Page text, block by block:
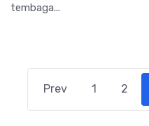
tembaga...
Prev 1 2